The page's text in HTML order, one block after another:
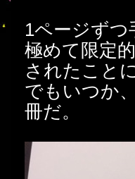
1ページずつ
極めて限定
されたこと
でもいつか
冊だ。